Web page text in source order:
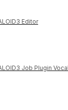
Editor
Job Plugin